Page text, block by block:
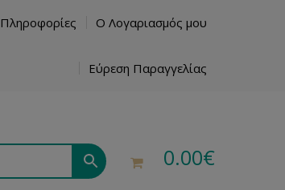
Πληροφορίες Ο Λογαριασμός μου
Εύρεση Παραγγελίας
0.00€